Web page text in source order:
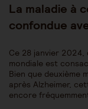
La maladie à
confondue
Ce 28 janvier
mondiale est
Bien que deuxième
après Alzheimer,
encore